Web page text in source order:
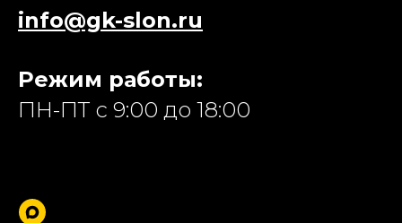
info@gk-slon.ru
Режим работы:
ПН-ПТ с 9:00 до 18:00